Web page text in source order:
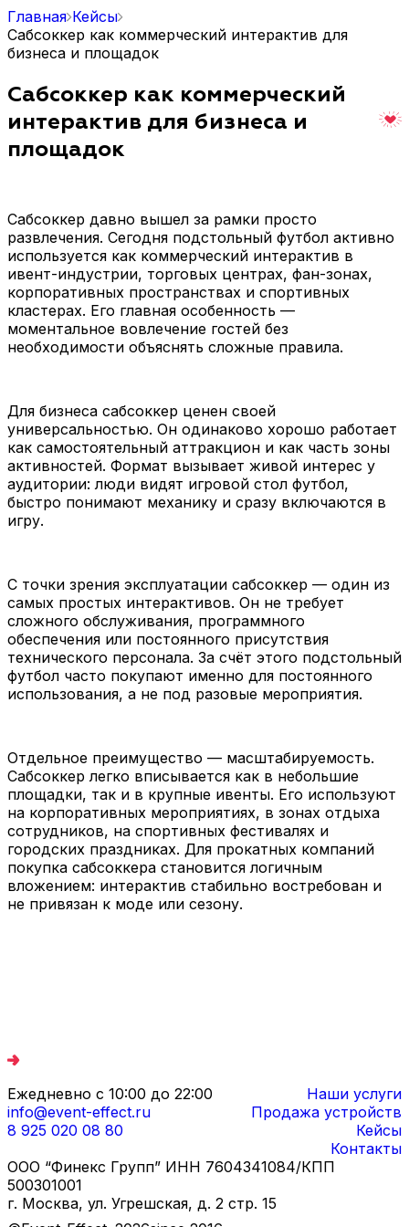
Главная Кейсы
Сабсоккер как коммерческий интерактив для
бизнеса и площадок
Сабсоккер как коммерческий
интерактив для бизнеса и
площадок
Сабсоккер давно вышел за рамки просто
развлечения. Сегодня подстольный футбол активно
используется как коммерческий интерактив в
ивент-индустрии, торговых центрах, фан-зонах,
корпоративных пространствах и спортивных
кластерах. Его главная особенность —
моментальное вовлечение гостей без
необходимости объяснять сложные правила.
Для бизнеса сабсоккер ценен своей
универсальностью. Он одинаково хорошо работает
как самостоятельный аттракцион и как часть зоны
активностей. Формат вызывает живой интерес у
аудитории: люди видят игровой стол футбол,
быстро понимают механику и сразу включаются в
игру.
С точки зрения эксплуатации сабсоккер — один из
самых простых интерактивов. Он не требует
сложного обслуживания, программного
обеспечения или постоянного присутствия
технического персонала. За счёт этого подстольный
футбол часто покупают именно для постоянного
использования, а не под разовые мероприятия.
Отдельное преимущество — масштабируемость.
Сабсоккер легко вписывается как в небольшие
площадки, так и в крупные ивенты. Его используют
на корпоративных мероприятиях, в зонах отдыха
сотрудников, на спортивных фестивалях и
городских праздниках. Для прокатных компаний
покупка сабсоккера становится логичным
вложением: интерактив стабильно востребован и
не привязан к моде или сезону.
Ежедневно с 10:00 до 22:00
info@event-effect.ru
8 925 020 08 80
Наши услуги
Продажа устройств
Кейсы
Контакты
ООО “Финекс Групп” ИНН 7604341084/КПП
500301001
г. Москва, ул. Угрешская, д. 2 стр. 15